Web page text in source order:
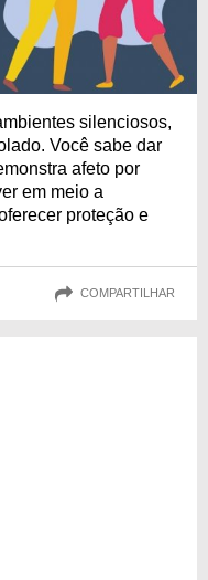
silenciosos,
Você sabe dar
afeto por
em meio a
proteção e
COMPARTILHAR